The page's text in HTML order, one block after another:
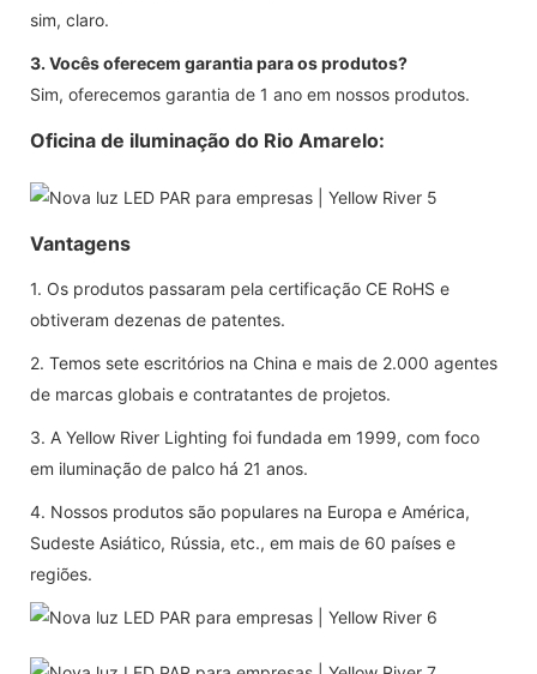
sim, claro.
3. Vocês oferecem garantia para os produtos?
Sim, oferecemos garantia de 1 ano em nossos produtos.
Oficina de iluminação do Rio Amarelo:
Vantagens
1. Os produtos passaram pela certificação CE RoHS e
obtiveram dezenas de patentes.
2. Temos sete escritórios na China e mais de 2.000 agentes
de marcas globais e contratantes de projetos.
3. A Yellow River Lighting foi fundada em 1999, com foco
em iluminação de palco há 21 anos.
4. Nossos produtos são populares na Europa e América,
Sudeste Asiático, Rússia, etc., em mais de 60 países e
regiões.